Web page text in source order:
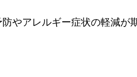
やアレルギー症状の軽減が